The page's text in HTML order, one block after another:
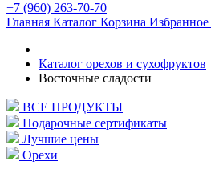
+7 (960) 263-70-70
Главная Каталог Корзина Избранное
Каталог орехов и сухофруктов
Восточные сладости
ВСЕ ПРОДУКТЫ
Подарочные сертификаты
Лучшие цены
Орехи